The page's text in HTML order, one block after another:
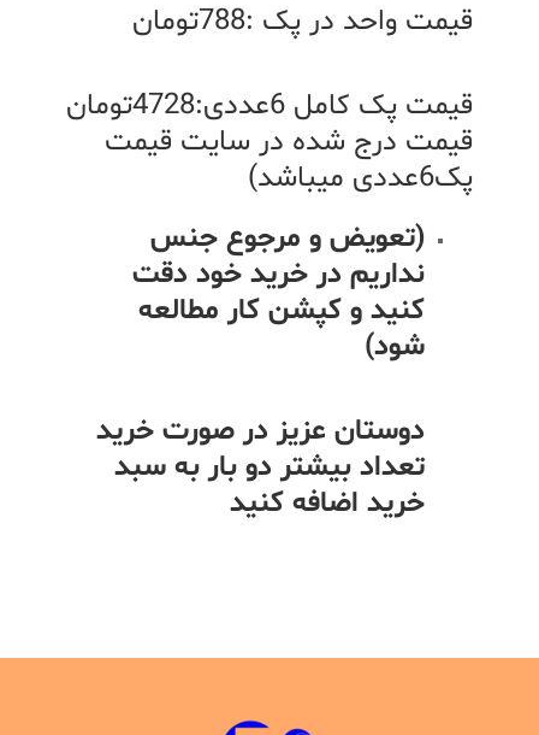
قیمت واحد در پک :788تومان
قیمت پک کامل 6عددی:4728تومان
قیمت درج شده در سایت قیمت
پک6عددی میباشد)
(تعویض و مرجوع جنس
نداریم در خرید خود دقت
کنید و کپشن کار مطالعه
شود)
دوستان عزیز در صورت خرید
تعداد بیشتر دو بار به سبد
خرید اضافه کنید